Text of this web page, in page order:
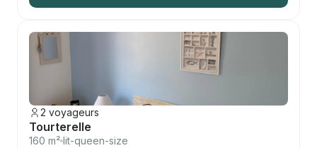
2 voyageurs
Tourterelle
160 m² lit-queen-size